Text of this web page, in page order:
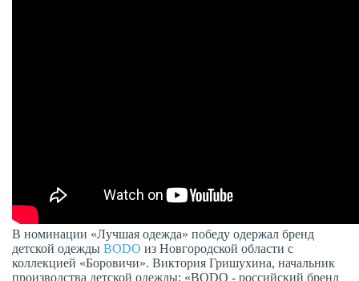
В номинации «Лучшая одежда» победу одержал бренд
детской одежды BODO из Новгородской области с
коллекцией «Боровичи». Виктория Гришухина, начальник
производства детской одежды: «BODO - российский бренд